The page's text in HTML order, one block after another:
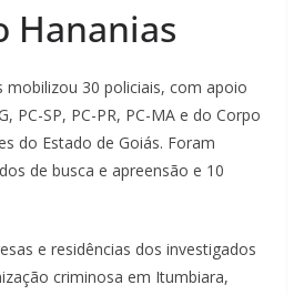
Hananias
mobilizou 30 policiais, com apoio
PC-SP, PC-PR, PC-MA e do Corpo
do Estado de Goiás. Foram
de busca e apreensão e 10
e residências dos investigados
criminosa em Itumbiara,